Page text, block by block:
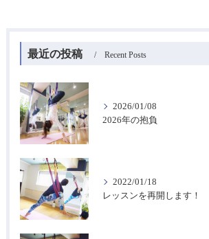
最近の投稿 Recent Posts
2026/01/08
2026年の抱負
2022/01/18
レッスンを再開します！